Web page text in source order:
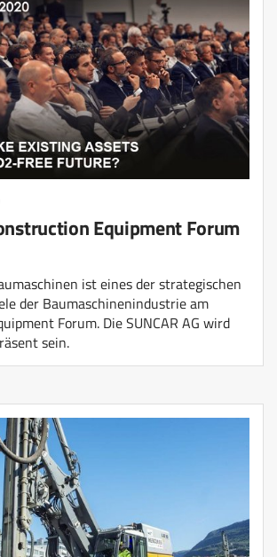
Equipment Forum
ist eines der strategischen
der Baumaschinenindustrie am
Forum. Die SUNCAR AG wird
sein.